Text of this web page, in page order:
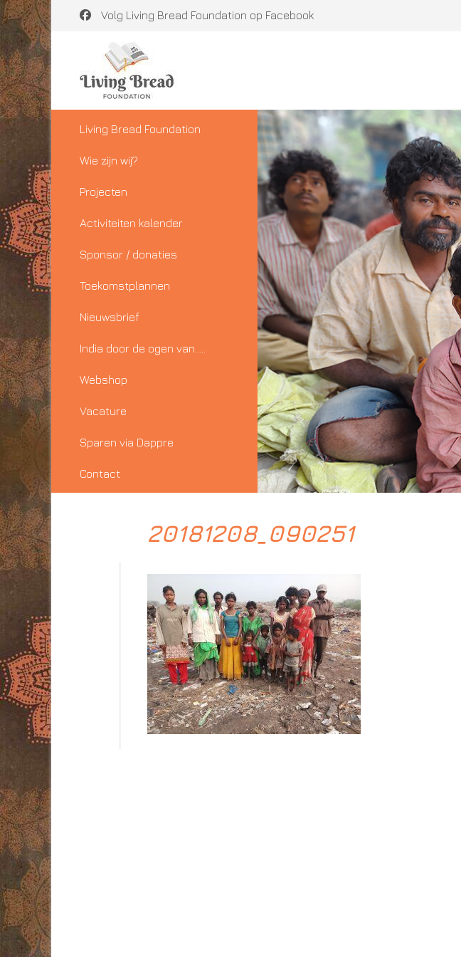
Volg Living Bread Foundation op Facebook
Living Bread Foundation
Wie zijn wij?
Projecten
Activiteiten kalender
Sponsor / donaties
Toekomstplannen
Nieuwsbrief
India door de ogen van…..
Webshop
Vacature
Sparen via Dappre
Contact
20181208_090251